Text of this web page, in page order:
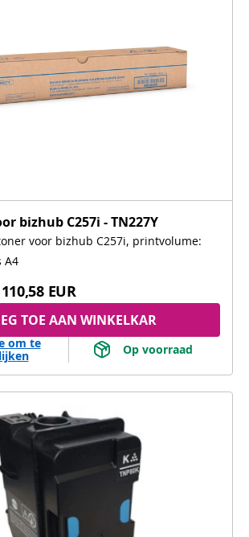
bizhub C257i - TN227Y
voor bizhub C257i, printvolume:
A4
110,58 EUR
TOE AAN WINKELKAR
om te
Op voorraad